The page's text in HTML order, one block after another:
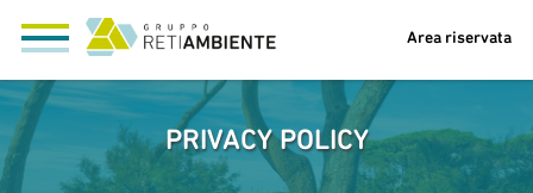
Area riservata
PRIVACY POLICY